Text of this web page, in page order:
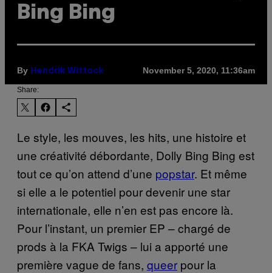
Bing Bing
By Hendrik Wittock November 5, 2020, 11:36am
Share:
Le style, les mouves, les hits, une histoire et
une créativité débordante, Dolly Bing Bing est
tout ce qu’on attend d’une popstar. Et même
si elle a le potentiel pour devenir une star
internationale, elle n’en est pas encore là.
Pour l’instant, un premier EP – chargé de
prods à la FKA Twigs – lui a apporté une
première vague de fans, queer pour la